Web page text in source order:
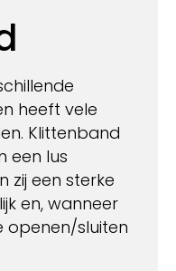
heeft vele
Klittenband
een lus
zij een sterke
en, wanneer
openen/sluiten